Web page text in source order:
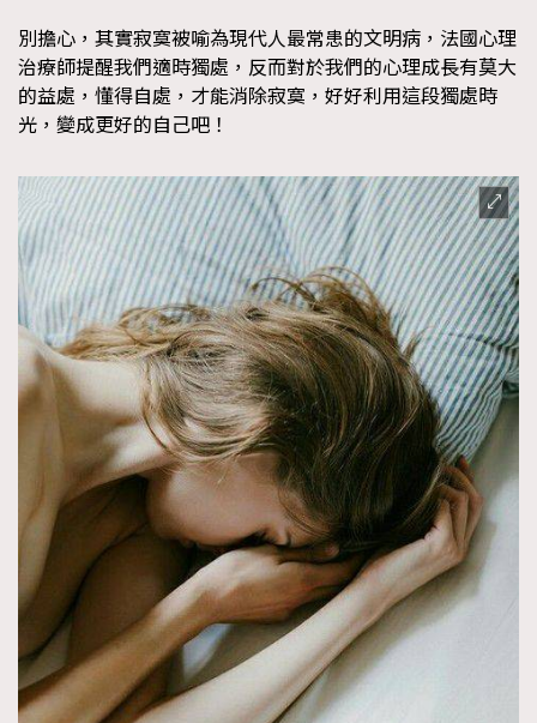
FigaroGadget 1
FigaroHealth 647
FigaroHub 128
FigaroInsight 156
FigaroIssue 271
FigaroJewellery 87
FigaroLifestyle 230
FigaroLove 89
FigaroMasterclass 20
FigaroMusic 90
FigaroStyle 89
FigaroSubculture 14
FigaroTalk 48
FigaroWatch 83
Grooming&Fitness 38
HommesFashion 2
HommeStyle 132
NoBagNoLife 349
#FigaroIssue 容祖兒封面專訪｜追逐歌手夢
別擔心，其實寂寞被喻為現代人最常患的文明病，法國心理
治療師提醒我們適時獨處，反而對於我們的心理成長有莫大
的益處，懂得自處，才能消除寂寞，好好利用這段獨處時
光，變成更好的自己吧！